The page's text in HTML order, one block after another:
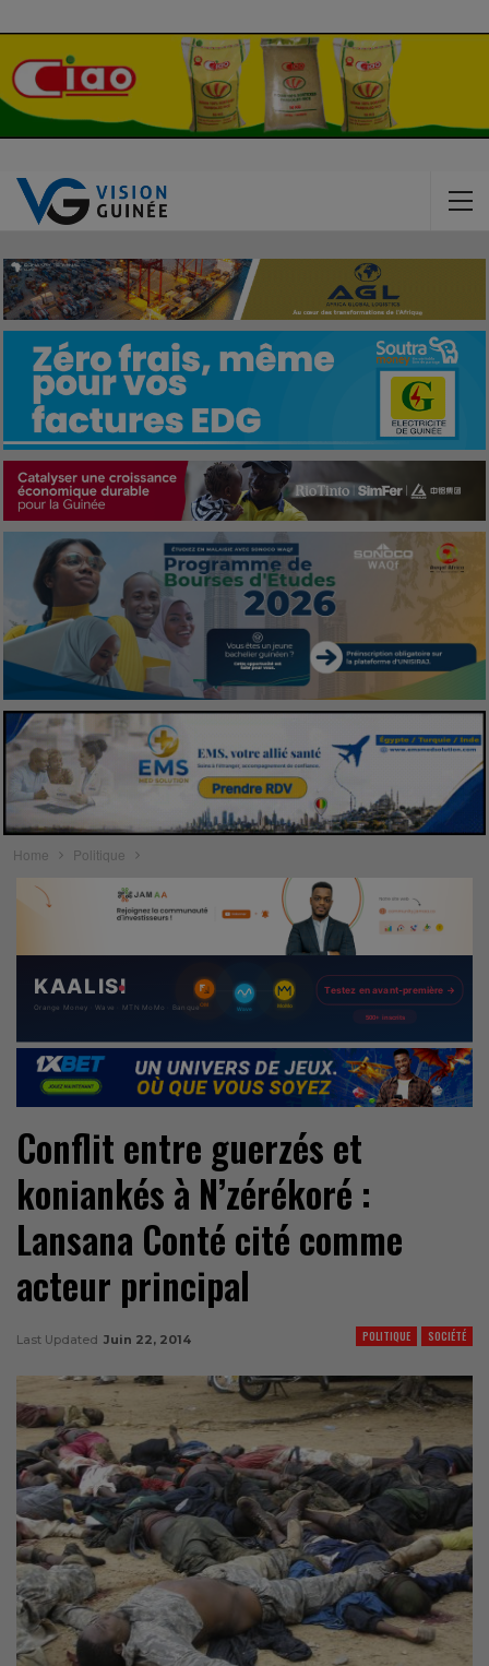
Home Politique
Conflit entre guerzés et
koniankés à N’zérékoré :
Lansana Conté cité comme
acteur principal
POLITIQUE SOCIÉTÉ
Last Updated Juin 22, 2014